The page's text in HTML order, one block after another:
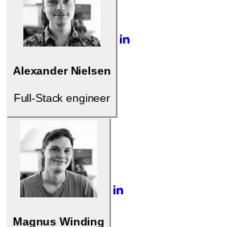
Alexander Nielsen
Full-Stack engineer
Magnus Winding